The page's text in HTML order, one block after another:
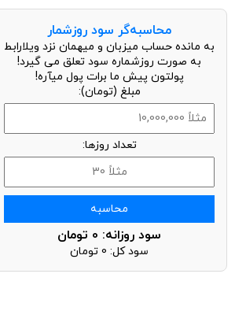
محاسبه‌گر سود روزشمار
به مانده حساب میزبان و میهمان نزد ویلارابط
به صورت روزشماره سود تعلق می گیرد!
پولتون پیش ما برات پول میآره!
مبلغ (تومان):
تعداد روزها:
محاسبه
سود روزانه: 0 تومان
سود کل: 0 تومان